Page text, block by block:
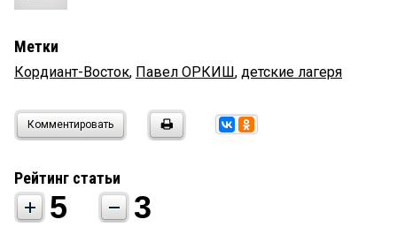
Метки
Кордиант-Восток, Павел ОРКИШ, детские лагеря
Комментировать
Рейтинг статьи
5 3